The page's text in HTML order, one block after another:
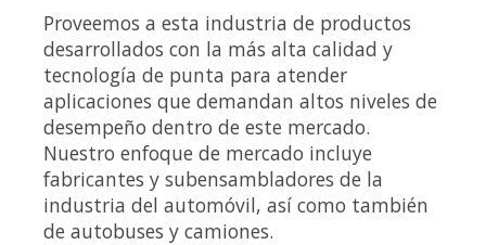
Proveemos a esta industria de productos
desarrollados con la más alta calidad y
tecnología de punta para atender
aplicaciones que demandan altos niveles de
desempeño dentro de este mercado.
Nuestro enfoque de mercado incluye
fabricantes y subensambladores de la
industria del automóvil, así como también
de autobuses y camiones.